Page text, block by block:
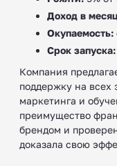
Доход в
Окупаемость:
Срок запуска:
Компания
поддержку на всех
маркетинга и
преимущество
брендом и
доказала свою